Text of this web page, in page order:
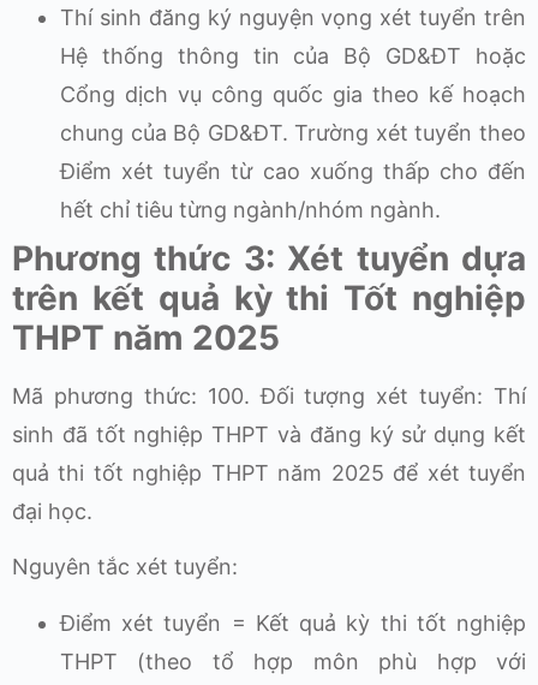
Thí sinh đăng ký nguyện vọng xét tuyển trên
Hệ thống thông tin của Bộ GD&ĐT hoặc
Cổng dịch vụ công quốc gia theo kế hoạch
chung của Bộ GD&ĐT. Trường xét tuyển theo
Điểm xét tuyển từ cao xuống thấp cho đến
hết chỉ tiêu từng ngành/nhóm ngành.
Phương thức 3: Xét tuyển dựa
trên kết quả kỳ thi Tốt nghiệp
THPT năm 2025
Mã phương thức: 100. Đối tượng xét tuyển: Thí
sinh đã tốt nghiệp THPT và đăng ký sử dụng kết
quả thi tốt nghiệp THPT năm 2025 để xét tuyển
đại học.
Nguyên tắc xét tuyển:
Điểm xét tuyển = Kết quả kỳ thi tốt nghiệp
THPT (theo tổ hợp môn phù hợp với